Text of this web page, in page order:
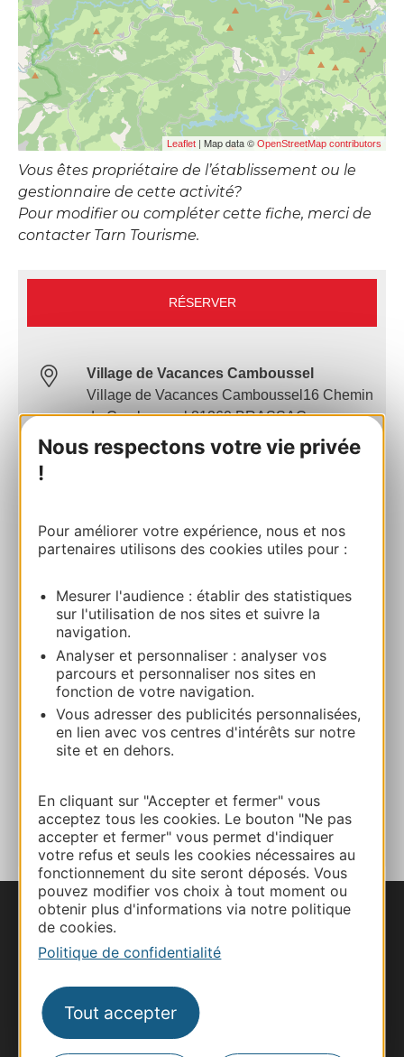
Nous respectons votre vie privée
!
Pour améliorer votre expérience, nous et nos
partenaires utilisons des cookies utiles pour :
Mesurer l'audience : établir des statistiques
sur l'utilisation de nos sites et suivre la
navigation.
Analyser et personnaliser : analyser vos
parcours et personnaliser nos sites en
fonction de votre navigation.
Vous adresser des publicités personnalisées,
en lien avec vos centres d'intérêts sur notre
site et en dehors.
En cliquant sur "Accepter et fermer" vous
acceptez tous les cookies. Le bouton "Ne pas
accepter et fermer" vous permet d'indiquer
votre refus et seuls les cookies nécessaires au
fonctionnement du site seront déposés. Vous
pouvez modifier vos choix à tout moment ou
obtenir plus d'informations via notre politique
de cookies.
Politique de confidentialité
Tout accepter
Leaflet | Map data © OpenStreetMap contributors
Vous êtes propriétaire de l’établissement ou le
gestionnaire de cette activité?
Pour modifier ou compléter cette fiche, merci de
contacter Tarn Tourisme.
RÉSERVER
Village de Vacances Camboussel
Village de Vacances Camboussel16 Chemin
du Camboussel 81260 BRASSAC
Calculez votre itinéraire
E-mail
Site internet
Facebook
AJOUTER
AU CARNET
Nous contacter
Documentation